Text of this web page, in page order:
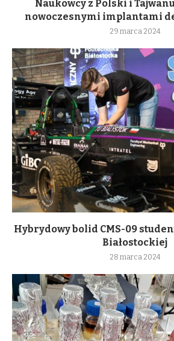
Naukowcy z Polski i
nowoczesnymi implantami
29 marca 2024
Hybrydowy bolid CMS-09
Białostockiej
28 marca 2024